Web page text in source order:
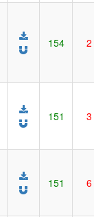
154 2
151 3
151 6